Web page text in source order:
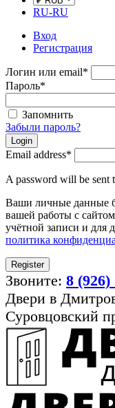
RU-RU
Вход
Регистрация
Логин или email*
Пароль*
Запомнить
Забыли пароль?
Login
Email address*
A password will be sent
Ваши личные данные
вашей работы с
учётной записи и для
политика
Register
Звоните: 8 (926)
Двери в
Суровцовский